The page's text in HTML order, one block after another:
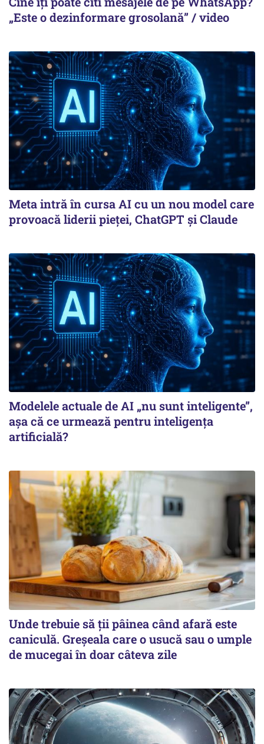
„Este o dezinformare grosolană” / video
Meta intră în cursa AI cu un nou model care
provoacă liderii pieței, ChatGPT și Claude
Modelele actuale de AI „nu sunt inteligente”,
așa că ce urmează pentru inteligența
artificială?
Unde trebuie să ții pâinea când afară este
caniculă. Greșeala care o usucă sau o umple
de mucegai în doar câteva zile